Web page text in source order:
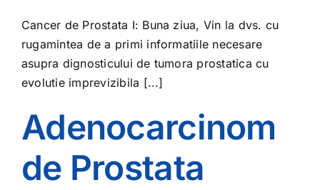
Cancer de Prostata I: Buna ziua, Vin la dvs. cu
rugamintea de a primi informatiile necesare
asupra dignosticului de tumora prostatica cu
evolutie imprevizibila [...]
Adenocarcinom
de Prostata